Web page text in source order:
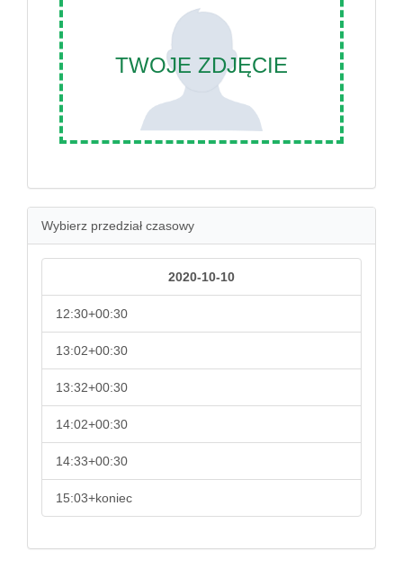
TWOJE ZDJĘCIE
Wybierz przedział czasowy
2020-10-10
12:30+00:30
13:02+00:30
13:32+00:30
14:02+00:30
14:33+00:30
15:03+koniec